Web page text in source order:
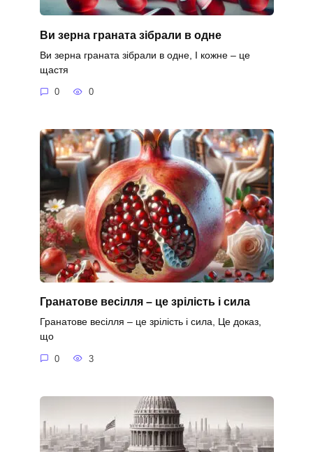
Ви зерна граната зібрали в одне
Ви зерна граната зібрали в одне, І кожне – це
щастя
0 0
Гранатове весілля – це зрілість і сила
Гранатове весілля – це зрілість і сила, Це доказ,
що
0 3